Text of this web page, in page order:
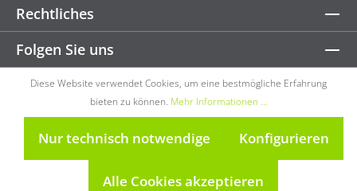
Rechtliches
Folgen Sie uns
Diese Website verwendet Cookies, um eine bestmögliche Erfahrung
bieten zu können. Mehr Informationen ...
Nur technisch notwendige Konfigurieren
Alle Cookies akzeptieren